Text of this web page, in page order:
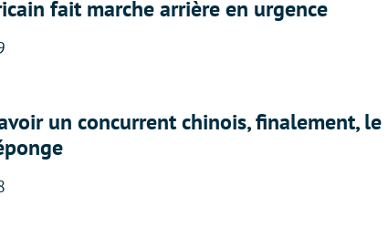
fait marche arrière en urgence
un concurrent chinois, finalement, le